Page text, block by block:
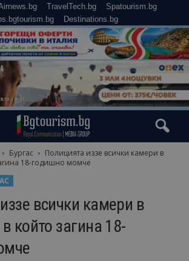
TravelTech.bg
Spatourism.bg
Destinations.bg
Бургас
Полицията иззе всички камери в
18-годишно момче
всички камери в
който загина 18-